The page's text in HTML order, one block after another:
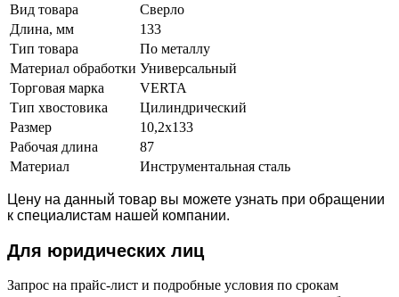
Вид товара
Сверло
Длина, мм
133
Тип товара
По металлу
Материал обработки Универсальный
Торговая марка
VERTA
Тип хвостовика
Цилиндрический
Размер
10,2х133
Рабочая длина
87
Материал
Инструментальная сталь
Цену на данный товар вы можете узнать при обращении
к специалистам нашей компании.
Для юридических лиц
Запрос на прайс-лист и подробные условия по срокам